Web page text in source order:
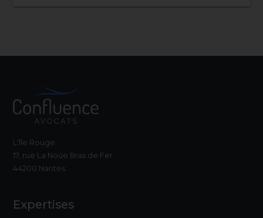
L'île Rouge
17, rue La Noüe Bras de Fer
44200 Nantes
Expertises